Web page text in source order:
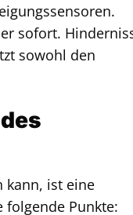
sofort.
sowohl den
kann, ist eine
Punkte: